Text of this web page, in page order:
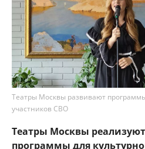
Театры Москвы развивают
участников СВО
Театры Москвы
программы для